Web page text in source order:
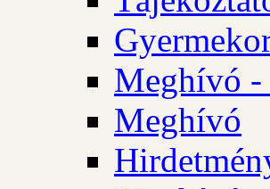
Meghívó -
Meghívó